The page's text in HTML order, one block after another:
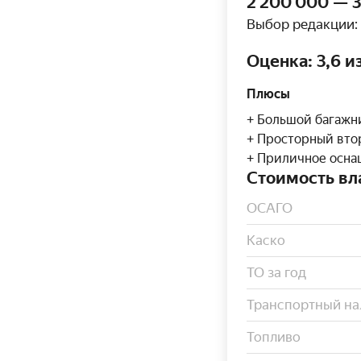
Выбор редакции:
Оценка: 3,6
Плюсы
Большой
Просторный
Приличное
Стоимость
ОСАГО
Каско
ТО за год
Транспортный
Топливо